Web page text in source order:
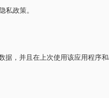
私政策。
，并且在上次使用该应用程序和